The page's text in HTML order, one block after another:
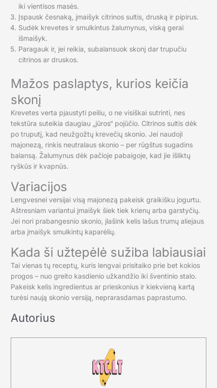
iki vientisos masės.
Įspausk česnaką, įmaišyk citrinos sultis, druską ir pipirus.
Sudėk krevetes ir smulkintus žalumynus, viską gerai
išmaišyk.
Paragauk ir, jei reikia, subalansuok skonį dar trupučiu
citrinos ar druskos.
Mažos paslaptys, kurios keičia
skonį
Krevetes verta pjaustyti peiliu, o ne visiškai sutrinti, nes
tekstūra suteikia daugiau „jūros“ pojūčio. Citrinos sultis dėk
po truputį, kad neužgožtų krevečių skonio. Jei naudoji
majonezą, rinkis neutralaus skonio – per rūgštus sugadins
balansą. Žalumynus dėk pačioje pabaigoje, kad jie išliktų
ryškūs ir kvapnūs.
Variacijos
Lengvesnei versijai visą majonezą pakeisk graikišku jogurtu.
Aštresniam variantui įmaišyk šiek tiek krienų arba garstyčių.
Jei nori prabangesnio skonio, įlašink kelis lašus trumų aliejaus
arba įmaišyk smulkintų kaparėlių.
Kada ši užtepėlė sužiba labiausiai
Tai vienas tų receptų, kuris lengvai prisitaiko prie bet kokios
progos – nuo greito kasdienio užkandžio iki šventinio stalo.
Pakeisk kelis ingredientus ar prieskonius ir kiekvieną kartą
turėsi naują skonio versiją, neprarasdamas paprastumo.
Autorius